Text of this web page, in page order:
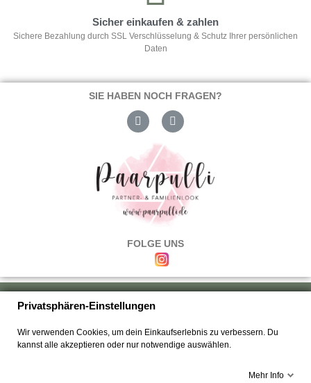
Sicher einkaufen & zahlen
Sichere Bezahlung durch SSL Verschlüsselung & Schutz Ihrer persönlichen
Daten
SIE HABEN NOCH FRAGEN?
FOLGE UNS
Über uns|Versand & Zahlung|Umtausch & Rückgabe
Kontakt
Privatsphären-Einstellungen
Wir verwenden Cookies, um dein Einkaufserlebnis zu verbessern. Du
kannst alle akzeptieren oder nur notwendige auswählen.
Mehr Info